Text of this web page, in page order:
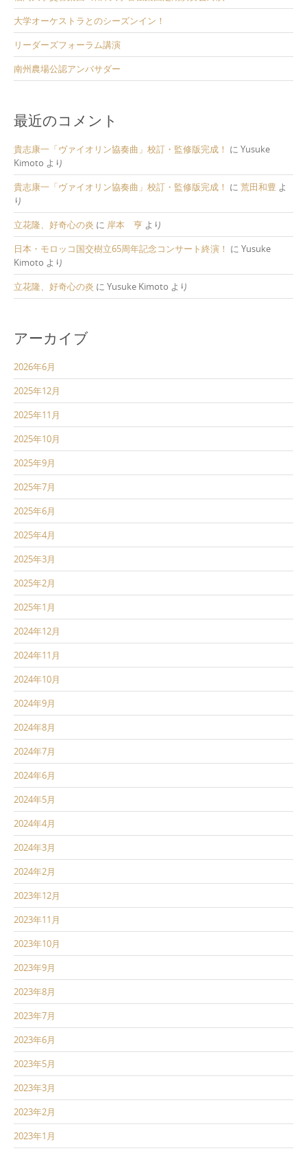
大学オーケストラとのシーズンイン！
リーダーズフォーラム講演
南州農場公認アンバサダー
最近のコメント
貴志康一「ヴァイオリン協奏曲」校訂・監修版完成！ に Yusuke
Kimoto より
貴志康一「ヴァイオリン協奏曲」校訂・監修版完成！ に 荒田和豊 よ
り
立花隆、好奇心の炎 に 岸本 亨 より
日本・モロッコ国交樹立65周年記念コンサート終演！ に Yusuke
Kimoto より
立花隆、好奇心の炎 に Yusuke Kimoto より
アーカイブ
2026年6月
2025年12月
2025年11月
2025年10月
2025年9月
2025年7月
2025年6月
2025年4月
2025年3月
2025年2月
2025年1月
2024年12月
2024年11月
2024年10月
2024年9月
2024年8月
2024年7月
2024年6月
2024年5月
2024年4月
2024年3月
2024年2月
2023年12月
2023年11月
2023年10月
2023年9月
2023年8月
2023年7月
2023年6月
2023年5月
2023年3月
2023年2月
2023年1月